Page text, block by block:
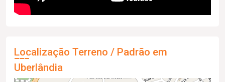
Localização Terreno / Padrão em
Uberlândia